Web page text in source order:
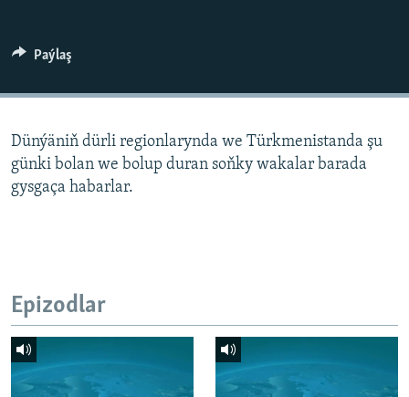
Paýlaş
Dünýäniň dürli regionlarynda we Türkmenistanda şu
günki bolan we bolup duran soňky wakalar barada
gysgaça habarlar.
Epizodlar